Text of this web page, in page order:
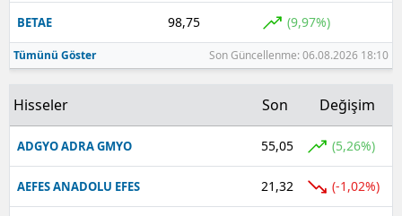
BETAE 98,75 (9,97%)
Tümünü Göster Son Güncellenme: 06.08.2026 18:10
Hisseler Son Değişim
ADGYO ADRA GMYO 55,05 (5,26%)
AEFES ANADOLU EFES 21,32 (-1,02%)